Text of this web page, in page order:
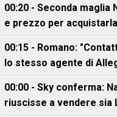
00:20 - Seconda maglia
e prezzo per
00:15 - Romano:
lo stesso agente di
00:00 - Sky conferma:
riuscisse a vendere sia